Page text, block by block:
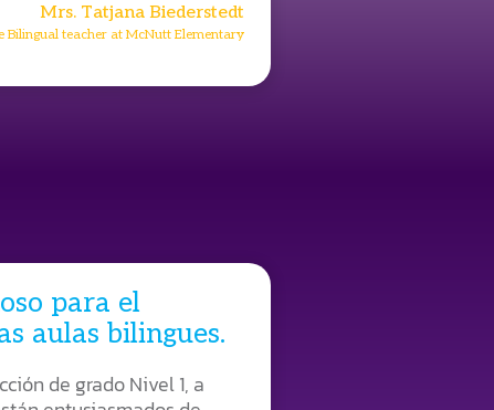
Mrs. Tatjana Biederstedt
Bilingual teacher at McNutt Elementary
para el
aulas bilingues.
de grado Nivel 1, a